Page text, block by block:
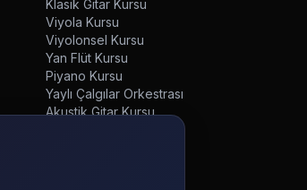
Klasik Gitar Kursu
Viyola Kursu
Viyolonsel Kursu
Yan Flüt Kursu
Piyano Kursu
Yaylı Çalgılar Orkestrası
Akustik Gitar Kursu